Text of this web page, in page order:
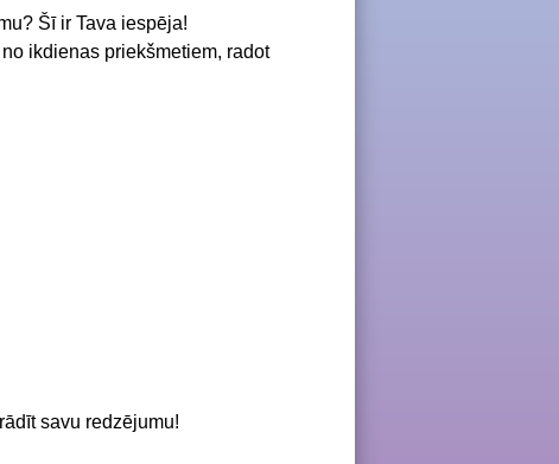
Šī ir Tava iespēja!
ikdienas priekšmetiem, radot
savu redzējumu!